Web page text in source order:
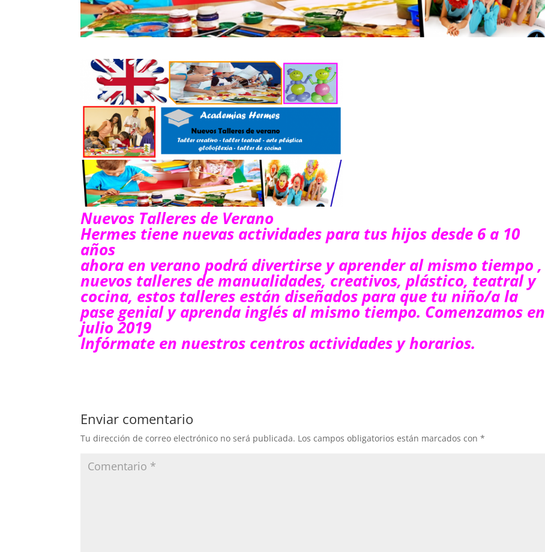
Nuevos Talleres de Verano
Hermes tiene nuevas actividades para tus hijos desde 6 a 10
años
ahora en verano podrá divertirse y aprender al mismo tiempo ,
nuevos talleres de manualidades, creativos, plástico, teatral y
cocina, estos talleres están diseñados para que tu niño/a la
pase genial y aprenda inglés al mismo tiempo. Comenzamos en
julio 2019
Infórmate en nuestros centros actividades y horarios.
Enviar comentario
Tu dirección de correo electrónico no será publicada. Los campos obligatorios están marcados con*